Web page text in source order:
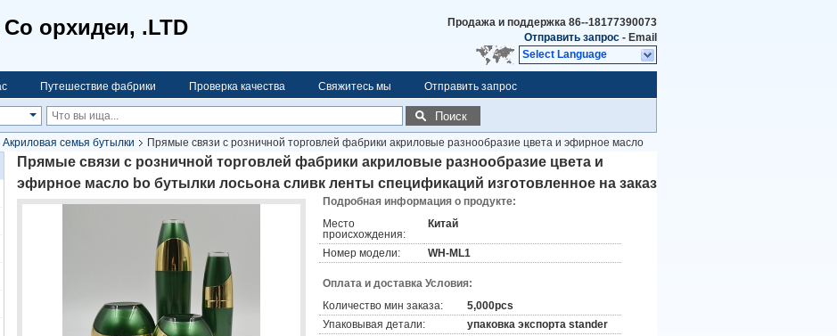
орхидеи, .LTD Продажа и поддержка 86--18177390073
Отправить запрос - Email
Select Language
Путешествие фабрики Проверка качества Свяжитесь мы Отправить запрос
Поиск
Акриловая семья бутылки
Прямые связи с розничной торговлей фабрики акриловые разнообразие цвета и эфирное масло
изготовленное на заказ
Прямые связи с розничной торговлей фабрики акриловые разнообразие цвета и
эфирное масло bo бутылки лосьона сливк ленты спецификаций изготовленное на заказ
Подробная информация о продукте:
Место
происхождения:
Китай
Номер модели: WH-ML1
Оплата и доставка Условия:
Количество мин заказа:
5,000pcs
Упаковывая детали:
упаковка экспорта stander